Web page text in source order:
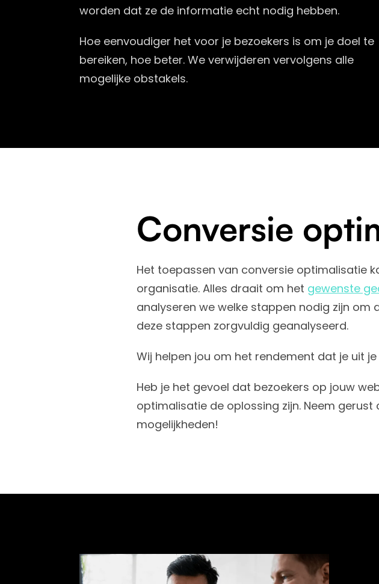
worden dat ze de informatie echt nodig hebben.
Hoe eenvoudiger het voor je bezoekers is om je doel te
bereiken, hoe beter. We verwijderen vervolgens alle
mogelijke obstakels.
Conversie
Het toepassen van conversie optimalisatie
organisatie. Alles draait om het gewenste
analyseren we welke stappen nodig zijn
deze stappen zorgvuldig geanalyseerd.
Wij helpen jou om het rendement dat je uit
Heb je het gevoel dat bezoekers op jouw
optimalisatie de oplossing zijn. Neem
mogelijkheden!